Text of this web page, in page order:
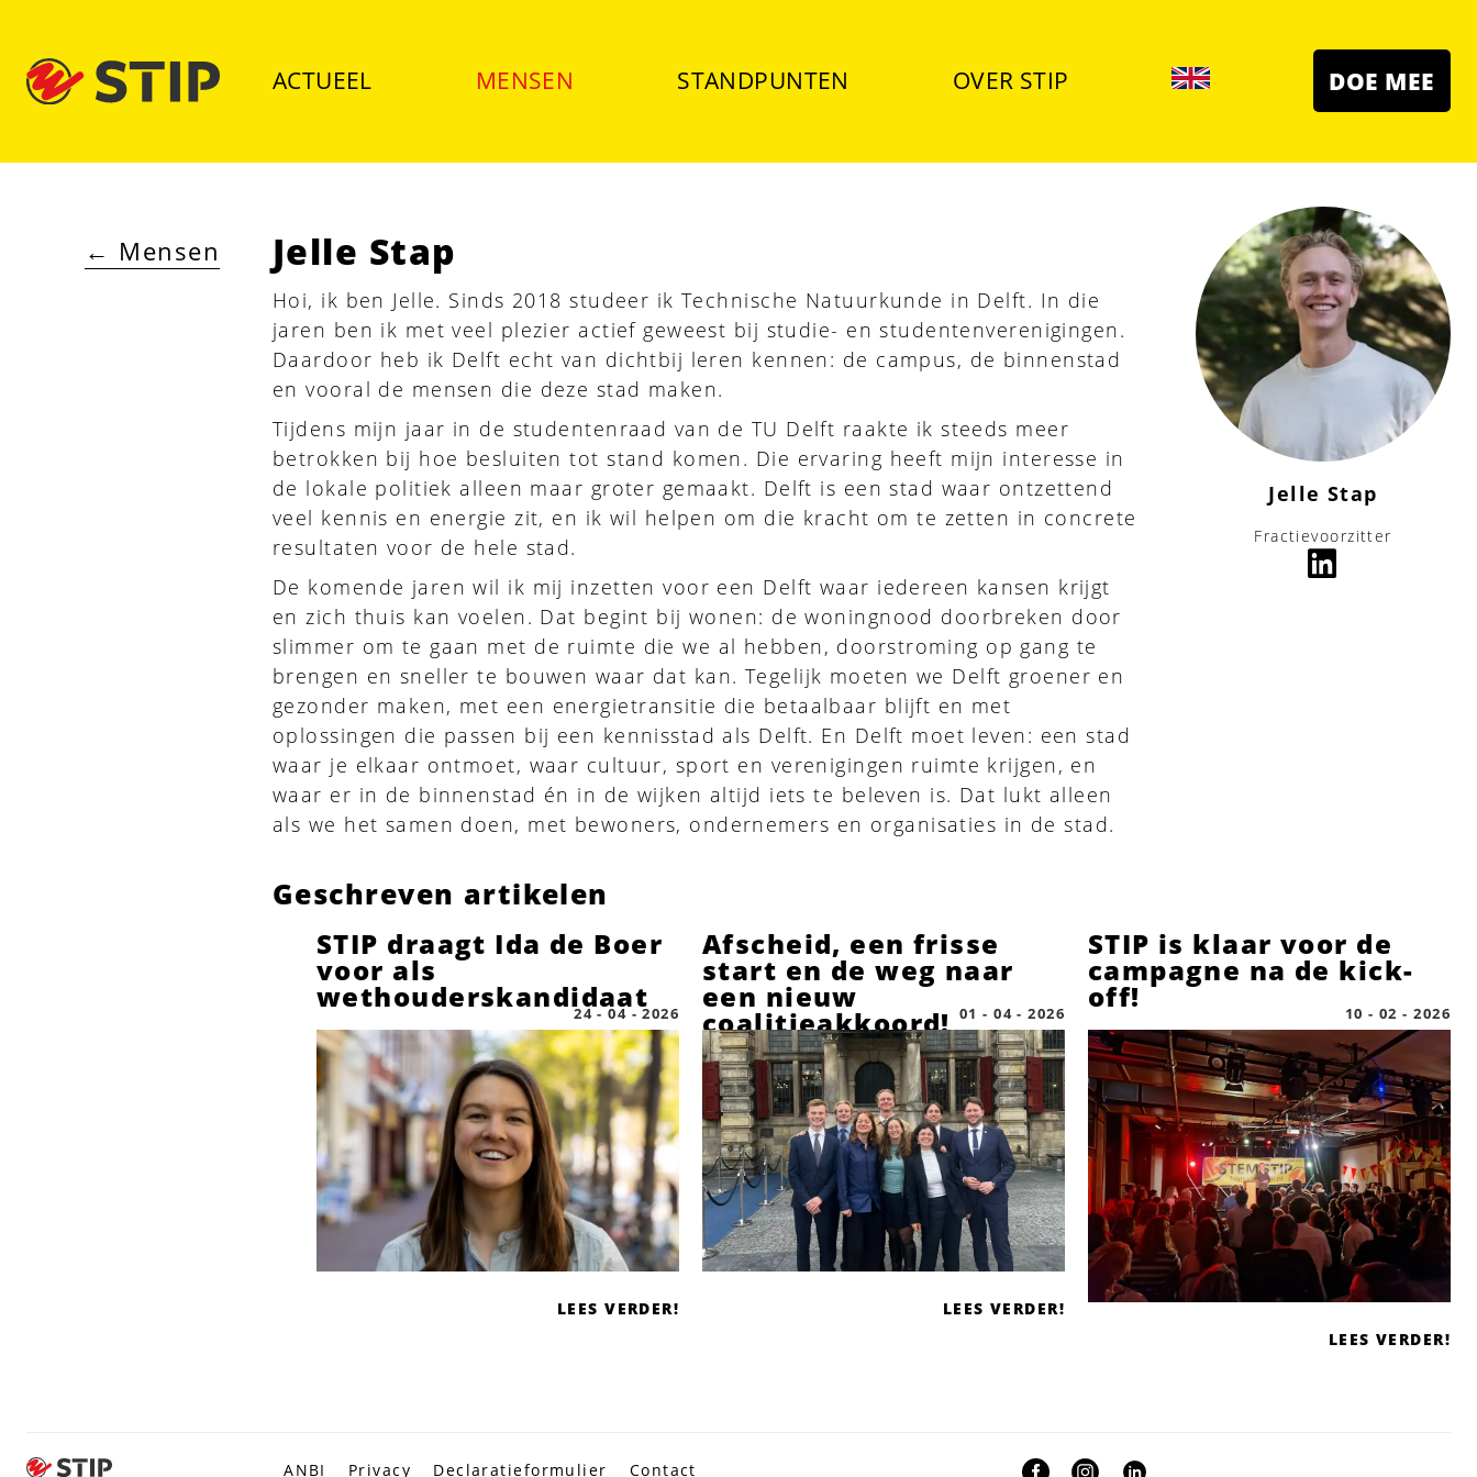
ACTUEEL MENSEN STANDPUNTEN OVER STIP DOE MEE
← Mensen Jelle Stap
Hoi, ik ben Jelle. Sinds 2018 studeer ik Technische Natuurkunde in Delft. In die
jaren ben ik met veel plezier actief geweest bij studie- en studentenverenigingen.
Daardoor heb ik Delft echt van dichtbij leren kennen: de campus, de binnenstad
en vooral de mensen die deze stad maken.
Tijdens mijn jaar in de studentenraad van de TU Delft raakte ik steeds meer
betrokken bij hoe besluiten tot stand komen. Die ervaring heeft mijn interesse in
de lokale politiek alleen maar groter gemaakt. Delft is een stad waar ontzettend
veel kennis en energie zit, en ik wil helpen om die kracht om te zetten in concrete
resultaten voor de hele stad.
De komende jaren wil ik mij inzetten voor een Delft waar iedereen kansen krijgt
en zich thuis kan voelen. Dat begint bij wonen: de woningnood doorbreken door
slimmer om te gaan met de ruimte die we al hebben, doorstroming op gang te
brengen en sneller te bouwen waar dat kan. Tegelijk moeten we Delft groener en
gezonder maken, met een energietransitie die betaalbaar blijft en met
oplossingen die passen bij een kennisstad als Delft. En Delft moet leven: een stad
waar je elkaar ontmoet, waar cultuur, sport en verenigingen ruimte krijgen, en
waar er in de binnenstad én in de wijken altijd iets te beleven is. Dat lukt alleen
als we het samen doen, met bewoners, ondernemers en organisaties in de stad.
Jelle Stap
Fractievoorzitter
Geschreven artikelen
STIP draagt Ida de Boer
voor als
wethouderskandidaat
24 - 04 - 2026
LEES VERDER!
Afscheid, een frisse
start en de weg naar
een nieuw
coalitieakkoord! 01 - 04 - 2026
LEES VERDER!
STIP is klaar voor de
campagne na de kick-
off! 10 - 02 - 2026
LEES VERDER!
ANBI Privacy Declaratieformulier Contact